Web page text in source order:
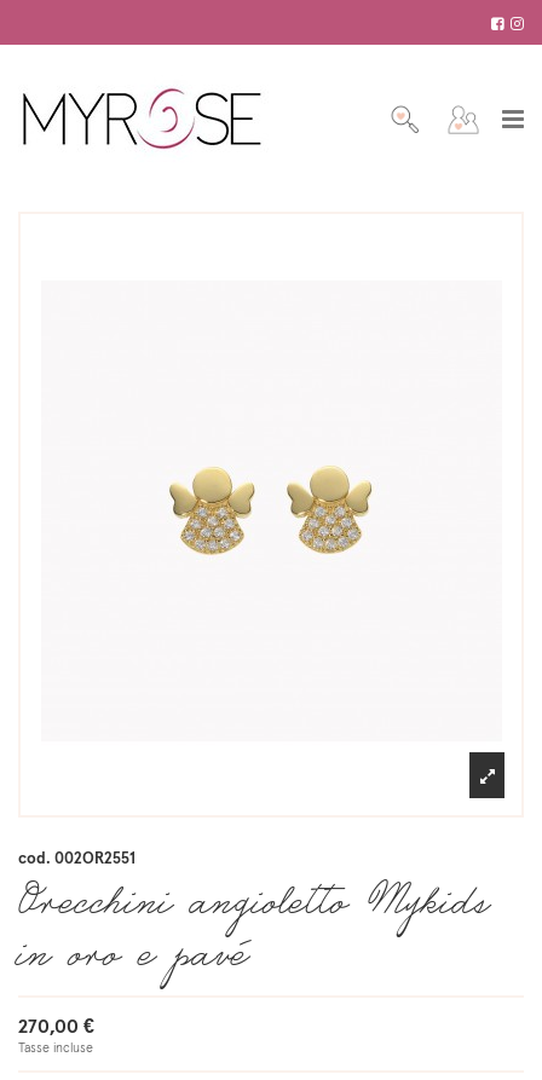
cod. 002OR2551
Orecchini angioletto Mykids
in oro e pavé
270,00 €
Tasse incluse